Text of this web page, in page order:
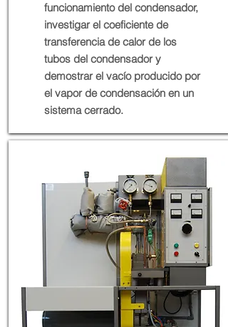
funcionamiento del condensador,
investigar el coeficiente de
transferencia de calor de los
tubos del condensador y
demostrar el vacío producido por
el vapor de condensación en un
sistema cerrado.